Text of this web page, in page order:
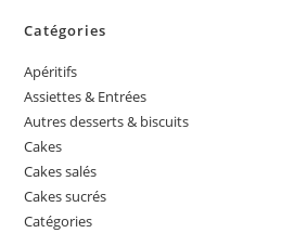
Catégories
Apéritifs
Assiettes & Entrées
Autres desserts & biscuits
Cakes
Cakes salés
Cakes sucrés
Catégories